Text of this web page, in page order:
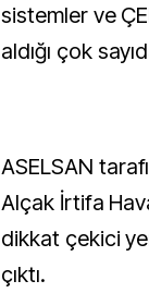
sistemler ve
aldığı çok
ASELSAN
Alçak İrtifa
dikkat çekici
çıktı.